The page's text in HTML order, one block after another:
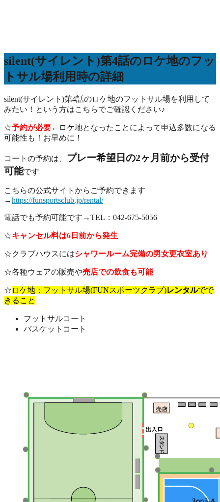
silent(サイレント)第4話のロケ地のフッ
トサル場利用時の詳細
silent(サイレント)第4話のロケ地のフットサル場を利用して
みたい！という方はこちらでご確認ください♪
☆予約が必要←ロケ地となったことによって申込多数になる
可能性も！お早めに！
コートの予約は、 プレー希望日の2ヶ月前から受付
可能です
こちらの公式サイトからご予約できます
→https://funsportsclub.jp/rental/
電話でも予約可能です→TEL：042-675-5056
☆キャンセル料は6日前から発生
☆クラブハウスにはシャワールーム完備の男女更衣室あり
☆各種ウェアの販売や売店での飲食も可能
☆ ロケ地：フットサル場(FUNスポーツクラブ)レンタルでで
きること
フットサルコート
バスケットコート